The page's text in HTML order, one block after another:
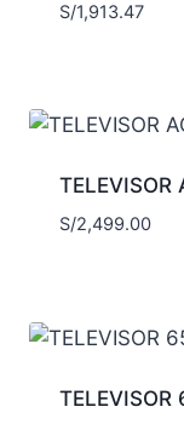
S/1,913.47
TELEVISOR
S/2,499.00
TELEVISOR